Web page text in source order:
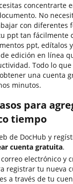
concentrarte
No
con diferentes
ppt tan fácilmente
ppt, edítalos
edición en línea
Todo lo
una cuenta
minutos.
para
tiempo
de DocHub y
cuenta gratuita.
electrónico y
registrar tu nueva
a través de tu